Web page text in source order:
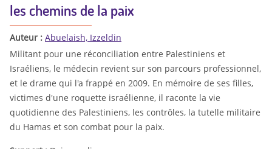
les chemins de la paix
Auteur : Abuelaish, Izzeldin
Militant pour une réconciliation entre Palestiniens et
Israéliens, le médecin revient sur son parcours professionnel,
et le drame qui l'a frappé en 2009. En mémoire de ses filles,
victimes d'une roquette israélienne, il raconte la vie
quotidienne des Palestiniens, les contrôles, la tutelle militaire
du Hamas et son combat pour la paix.